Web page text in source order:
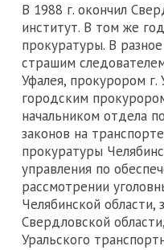
В 1988 г. окончил
институт. В том же
прокуратуры. В
страшим
Уфалея, прокурором
городским
начальником отдела
законов на
прокуратуры
управления по
рассмотрении
Челябинской
Свердловской
Уральского